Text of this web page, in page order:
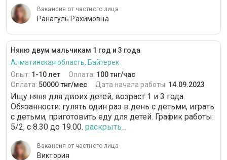
Вакансия от частного лица
Ранагуль Рахимовна
Няню двум мальчикам 1 год и 3 года
Алматинская область, Байтерек
Опыт: 1-10 лет Оплата: 100 тнг/час
Оплата: 50000 тнг/мес Дата начала работы: 14.09.2023
Ищу няня для двоих детей, возраст 1 и 3 года.
Обязанности: гулять один раз в день с детьми, играть
с детьми, приготовить еду для детей. График работы:
5/2, с 8.30 до 19.00. раскрыть...
Вакансия от частного лица
Виктория